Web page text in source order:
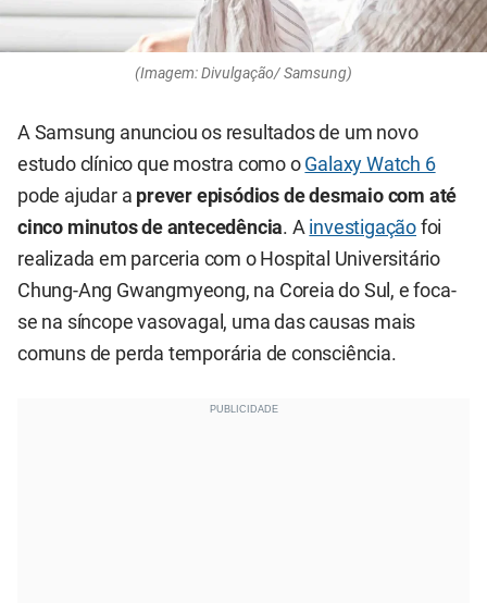
(Imagem: Divulgação/ Samsung)
A Samsung anunciou os resultados de um novo
estudo clínico que mostra como o Galaxy Watch 6
pode ajudar a prever episódios de desmaio com até
cinco minutos de antecedência. A investigação foi
realizada em parceria com o Hospital Universitário
Chung-Ang Gwangmyeong, na Coreia do Sul, e foca-
se na síncope vasovagal, uma das causas mais
comuns de perda temporária de consciência.